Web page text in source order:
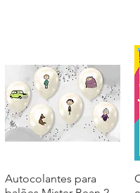
Visualização rápida
Autocolantes para